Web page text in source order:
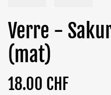
Verre -
(mat)
18.00 CHF